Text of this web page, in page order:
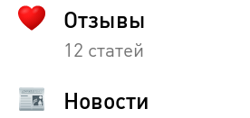
Отзывы
12 статей
Новости